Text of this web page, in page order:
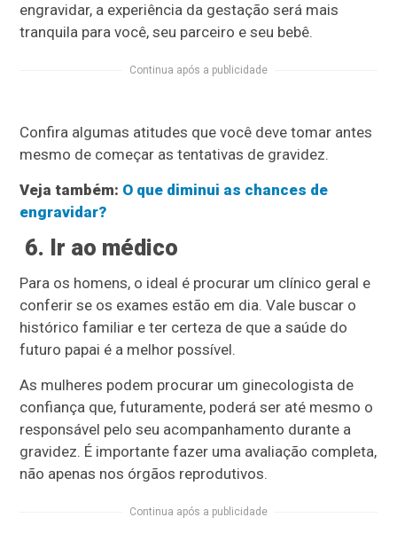
engravidar, a experiência da gestação será mais
tranquila para você, seu parceiro e seu bebê.
Continua após a publicidade
Confira algumas atitudes que você deve tomar antes
mesmo de começar as tentativas de gravidez.
Veja também: O que diminui as chances de
engravidar?
6. Ir ao médico
Para os homens, o ideal é procurar um clínico geral e
conferir se os exames estão em dia. Vale buscar o
histórico familiar e ter certeza de que a saúde do
futuro papai é a melhor possível.
As mulheres podem procurar um ginecologista de
confiança que, futuramente, poderá ser até mesmo o
responsável pelo seu acompanhamento durante a
gravidez. É importante fazer uma avaliação completa,
não apenas nos órgãos reprodutivos.
Continua após a publicidade